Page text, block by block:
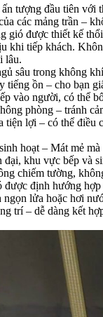
tượng đầu tiên với
các mảng trần –
gió được thiết kế
khi tiếp khách.
lâu.
sâu trong không
tiếng ồn – cho bạn
vào người, có thể
phòng – tránh
tiện lợi – có thể điều
hoạt – Mát mẻ
đại, khu vực bếp và
chiếm tường,
được định hướng
ngọn lửa hoặc hơi
trí – dễ dàng kết